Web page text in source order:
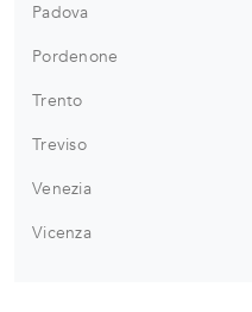
Padova
Pordenone
Trento
Treviso
Venezia
Vicenza